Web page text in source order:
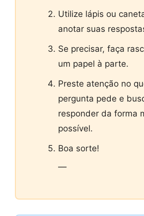
Utilize lápis ou
anotar suas
Se precisar, faça
um papel à parte.
Preste atenção no
pergunta pede e
responder da forma
possível.
Boa sorte!
—